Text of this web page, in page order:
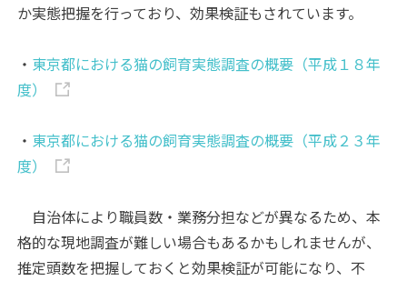
か実態把握を行っており、効果検証もされています。
・ 東京都における猫の飼育実態調査の概要（平成１８年
度）
・ 東京都における猫の飼育実態調査の概要（平成２３年
度）
自治体により職員数・業務分担などが異なるため、本
格的な現地調査が難しい場合もあるかもしれませんが、
推定頭数を把握しておくと効果検証が可能になり、不